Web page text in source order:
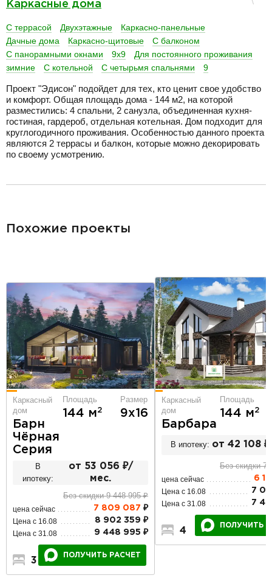
Каркасные дома
С террасой Двухэтажные
Каркасно-панельные
Дачные дома
Каркасно-щитовые
С балконом
С панорамными окнами
9х9
Для постоянного проживания
зимние
С котельной С четырьмя спальнями 9
Проект "Эдисон" подойдет для тех, кто ценит свое удобство
и комфорт. Общая площадь дома - 144 м2, на которой
разместились: 4 спальни, 2 санузла, объединенная кухня-
гостиная, гардероб, отдельная котельная. Дом подходит для
круглогодичного проживания. Особенностью данного проекта
являются 2 террасы и балкон, которые можно декорировать
по своему усмотрению.
Похожие проекты
Каркасный
дом
Барн
Чёрная
Серия
Площадь
144 м2
Размер
9х16
В
ипотеку:
от 53 056 ₽/
мес.
Без скидки 9 448 995 ₽
цена сейчас 7 809 087 ₽
Цена с 16.08 8 902 359 ₽
Цена с 31.08 9 448 995 ₽
3 2 1
ПОЛУЧИТЬ РАСЧЕТ
Каркасный
дом
Барбара
Площадь
144 м2
В ипотеку: от 42 108
Без скидки 7
цена сейчас 6
Цена с 16.08 7
Цена с 31.08 7
4
ПОЛУЧИТЬ